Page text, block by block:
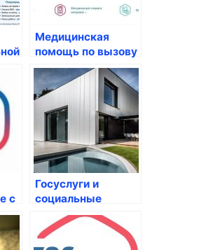
Медицинская
помощь по вызову
на дом: удобство и
доступность для
россиян
с
Госуслуги и
социальные
выплаты: как
получить помощь
от государства